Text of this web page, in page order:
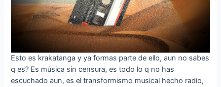
Esto es krakatanga y ya formas parte de ello, aun no sabes
q es? Es música sin censura, es todo lo q no has
escuchado aun, es el transformismo musical hecho radio,